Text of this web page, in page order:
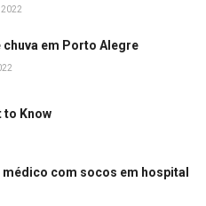
2022
chuva em Porto Alegre
to Know
com socos em hospital